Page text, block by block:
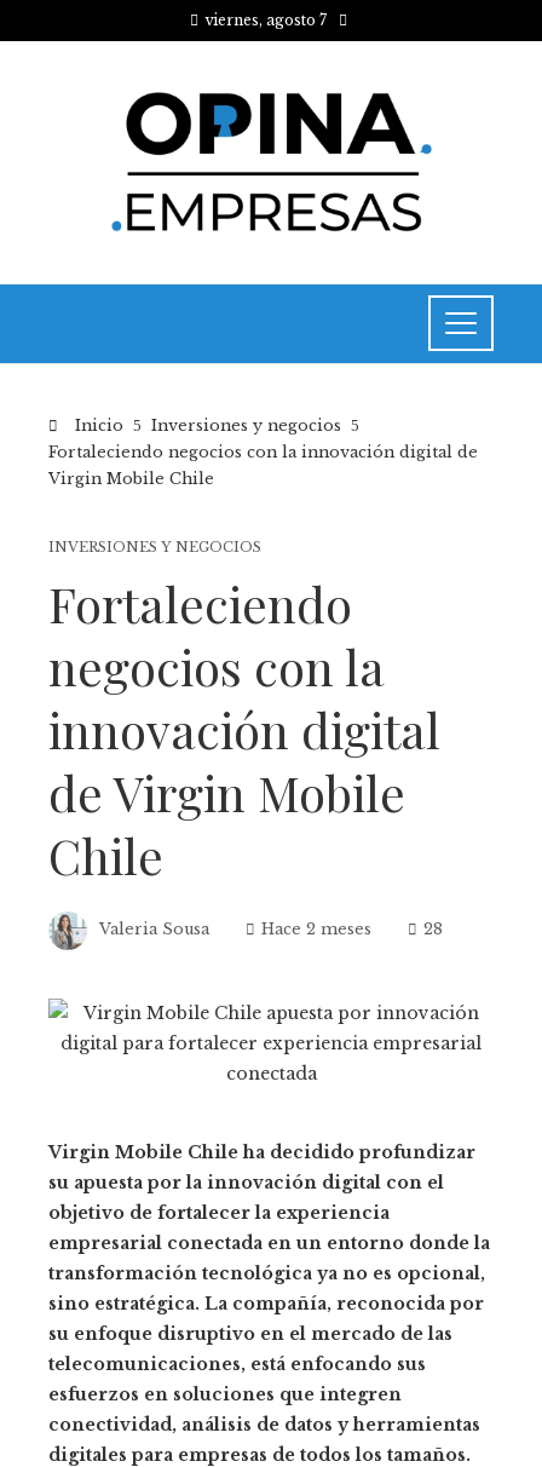
viernes, agosto 7
Inicio
Inversiones y negocios
Fortaleciendo negocios con la innovación digital de
Virgin Mobile Chile
INVERSIONES Y NEGOCIOS
Fortaleciendo
negocios con la
innovación digital
de Virgin Mobile
Chile
Valeria Sousa Hace 2 meses 28
Virgin Mobile Chile ha decidido profundizar
su apuesta por la innovación digital con el
objetivo de fortalecer la experiencia
empresarial conectada en un entorno donde la
transformación tecnológica ya no es opcional,
sino estratégica. La compañía, reconocida por
su enfoque disruptivo en el mercado de las
telecomunicaciones, está enfocando sus
esfuerzos en soluciones que integren
conectividad, análisis de datos y herramientas
digitales para empresas de todos los tamaños.